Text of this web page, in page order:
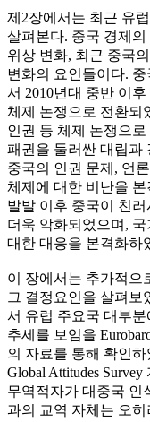
제2장에서는 최근 유
살펴본다. 중국 경제
위상 변화, 최근 중국
변화의 요인들이다.
서 2010년대 중반 이
체제 논쟁으로 전환되
인권 등 체제 논쟁으로
패권을 둘러싼 대립과
중국의 인권 문제, 언
체제에 대한 비난을
발발 이후 중국이 친
더욱 악화되었으며,
대한 대응을 본격화하
이 장에서는 추가적으
그 결정요인을 살펴보
서 유럽 주요국 대부
추세를 보임을
의 자료를 통해 확인하
Global Attitudes
무역적자가 대중국 인
과의 교역 자체는 오